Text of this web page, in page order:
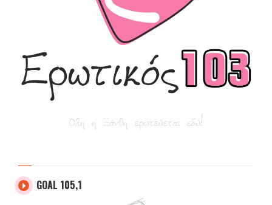
GOAL 105,1